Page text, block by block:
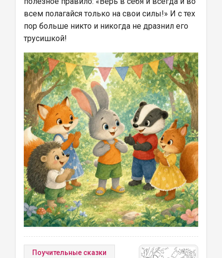
всем полагайся только на свои силы!» И с тех
пор больше никто и никогда не дразнил его
трусишкой!
Поучительные сказки